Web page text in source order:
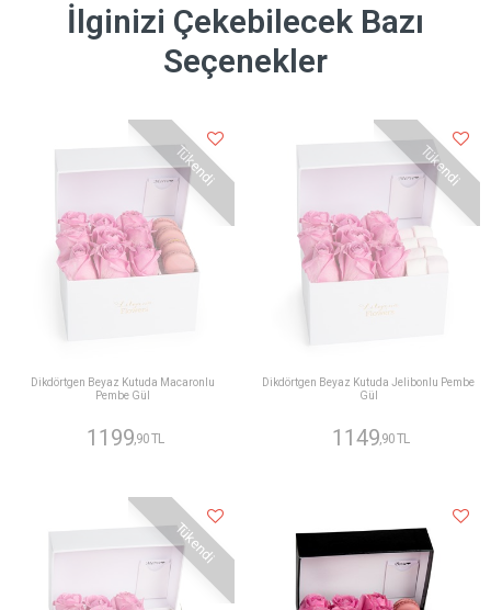
İlginizi Çekebilecek Bazı
Seçenekler
Tükendi
Dikdörtgen Beyaz Kutuda Macaronlu
Pembe Gül
1199,90 TL
Tükendi
Dikdörtgen Beyaz Kutuda Jelibonlu Pembe
Gül
1149,90 TL
Tükendi